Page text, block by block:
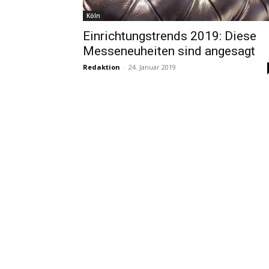
Köln
Einrichtungstrends 2019: Diese
Messeneuheiten sind angesagt
Redaktion - 24. Januar 2019